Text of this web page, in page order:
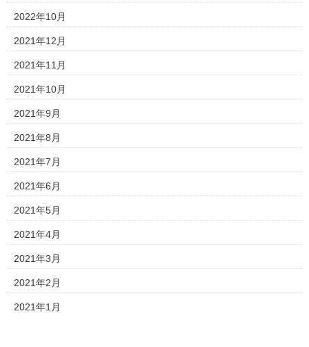
2022年10月
2021年12月
2021年11月
2021年10月
2021年9月
2021年8月
2021年7月
2021年6月
2021年5月
2021年4月
2021年3月
2021年2月
2021年1月